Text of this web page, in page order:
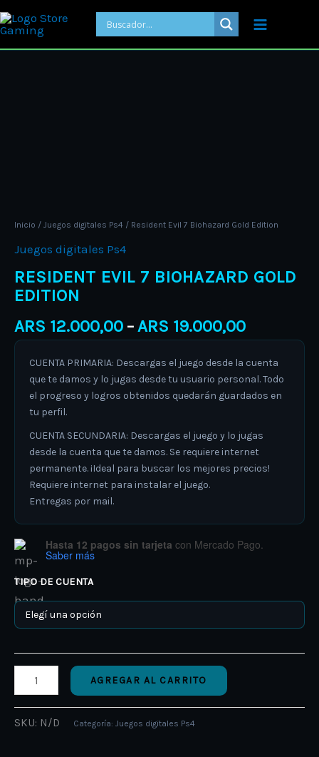
Ir
al
contenido
Inicio / Juegos digitales Ps4 / Resident Evil 7 Biohazard Gold Edition
Juegos digitales Ps4
RESIDENT EVIL 7 BIOHAZARD GOLD
EDITION
ARS 12.000,00 –ARS 19.000,00
CUENTA PRIMARIA: Descargas el juego desde la cuenta
que te damos y lo jugas desde tu usuario personal. Todo
el progreso y logros obtenidos quedarán guardados en
tu perfil.
CUENTA SECUNDARIA: Descargas el juego y lo jugas
desde la cuenta que te damos. Se requiere internet
permanente. ¡Ideal para buscar los mejores precios!
Requiere internet para instalar el juego.
Entregas por mail.
Hasta 12 pagos sin tarjeta con Mercado Pago.
Saber más
TIPO DE CUENTA
AGREGAR AL CARRITO
SKU: N/D Categoría: Juegos digitales Ps4